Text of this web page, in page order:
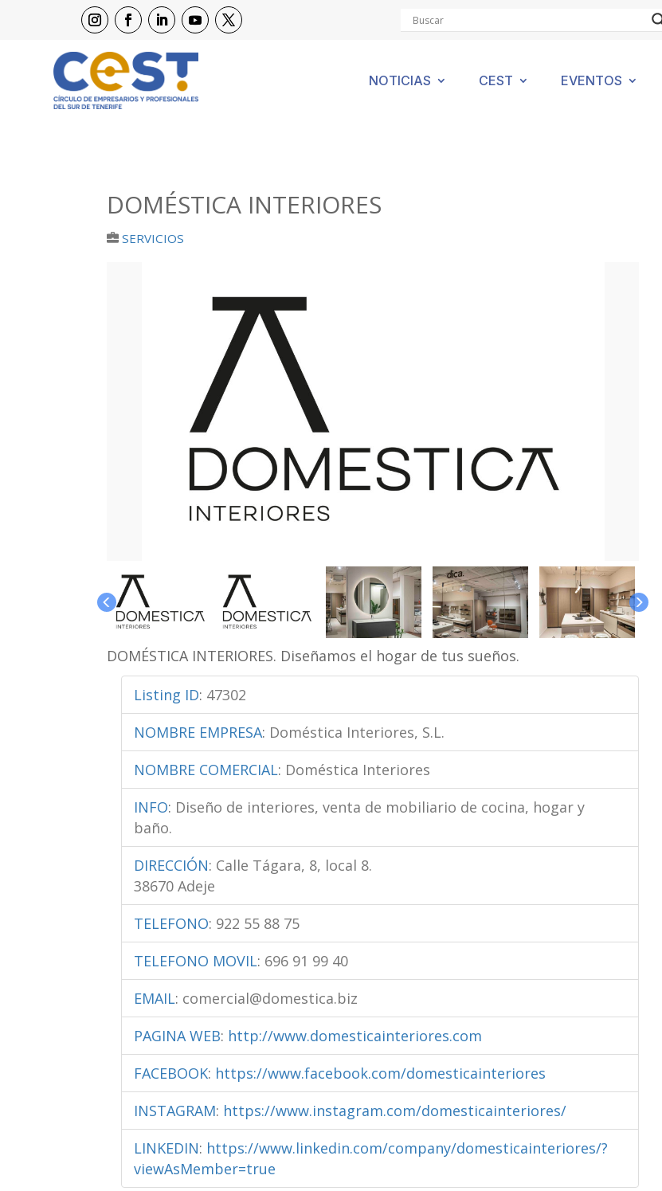
NOTICIAS CEST EVENTOS
DOMÉSTICA INTERIORES
SERVICIOS
DOMÉSTICA INTERIORES. Diseñamos el hogar de tus sueños.
Listing ID: 47302
NOMBRE EMPRESA: Doméstica Interiores, S.L.
NOMBRE COMERCIAL: Doméstica Interiores
INFO: Diseño de interiores, venta de mobiliario de cocina, hogar y
baño.
DIRECCIÓN: Calle Tágara, 8, local 8.
38670 Adeje
TELEFONO: 922 55 88 75
TELEFONO MOVIL: 696 91 99 40
EMAIL: comercial@domestica.biz
PAGINA WEB: http://www.domesticainteriores.com
FACEBOOK: https://www.facebook.com/domesticainteriores
INSTAGRAM: https://www.instagram.com/domesticainteriores/
LINKEDIN: https://www.linkedin.com/company/domesticainteriores/?
viewAsMember=true